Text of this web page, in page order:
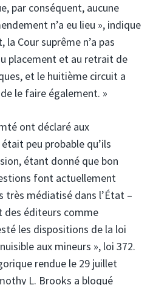
par conséquent, aucune
n’a eu lieu », indique
la Cour suprême n’a pas
placement et au retrait de
et le huitième circuit a
le faire également. »
ont déclaré aux
peu probable qu’ils
étant donné que bon
font actuellement
très médiatisé dans l’État –
des éditeurs comme
les dispositions de la loi
aux mineurs », loi 372.
rendue le 29 juillet
L. Brooks a bloqué